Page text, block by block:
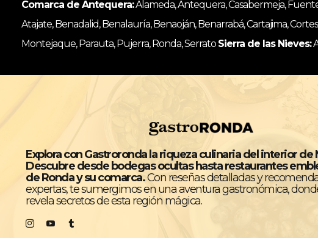
Comarca de Antequera:Alameda, Antequera, Casabermeja,
Atajate, Benadalid, Benalauría, Benaoján, Benarrabá, Cartajima,
Montejaque, Parauta, Pujerra, Ronda, Serrato Sierra de las Nieves:
Explora con Gastroronda la riqueza culinaria del interior de
Descubre desde bodegas ocultas hasta restaurantes
de Ronda y su comarca.Con reseñas detalladas y
expertas, te sumergimos en una aventura gastronómica,
revela secretos de esta región mágica.